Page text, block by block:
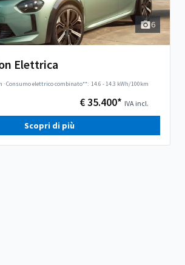
6
Elettrica
·Consumo elettrico combinato**: 14.6 - 14.3 kWh/100km
€ 35.400* IVA incl.
Scopri di più